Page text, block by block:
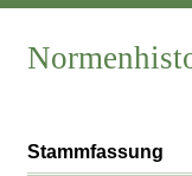
Stammfassung